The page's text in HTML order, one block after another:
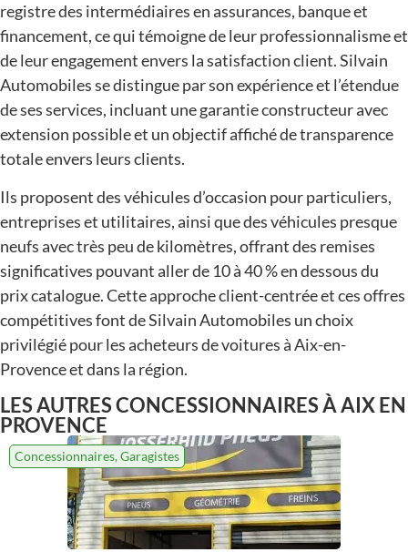
registre des intermédiaires en assurances, banque et
financement, ce qui témoigne de leur professionnalisme et
de leur engagement envers la satisfaction client. Silvain
Automobiles se distingue par son expérience et l’étendue
de ses services, incluant une garantie constructeur avec
extension possible et un objectif affiché de transparence
totale envers leurs clients​​.
Ils proposent des véhicules d’occasion pour particuliers,
entreprises et utilitaires, ainsi que des véhicules presque
neufs avec très peu de kilomètres, offrant des remises
significatives pouvant aller de 10 à 40 % en dessous du
prix catalogue. Cette approche client-centrée et ces offres
compétitives font de Silvain Automobiles un choix
privilégié pour les acheteurs de voitures à Aix-en-
Provence et dans la région​​.
LES AUTRESCONCESSIONNAIRESÀ AIX EN
PROVENCE
Concessionnaires,Garagistes